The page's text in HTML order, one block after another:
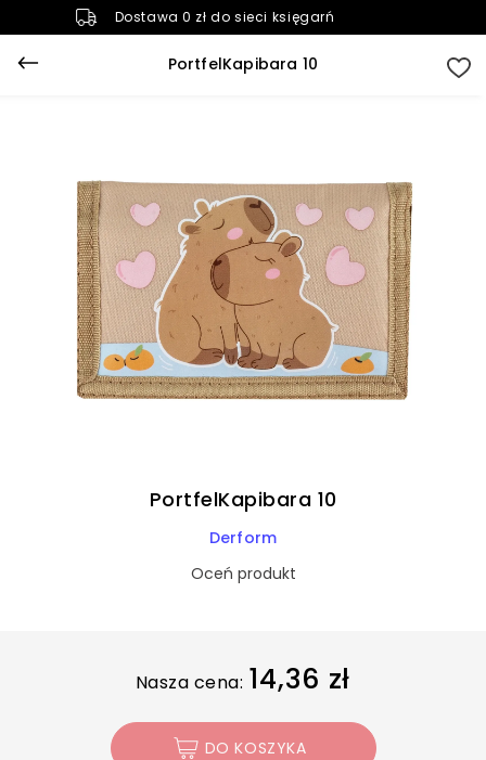
Dostawa 0 zł do sieci księgarń
PortfelKapibara 10
PortfelKapibara 10
Derform
Oceń produkt
Nasza cena: 14,36 zł
DO KOSZYKA